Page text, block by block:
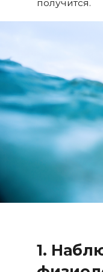
получится.
1.